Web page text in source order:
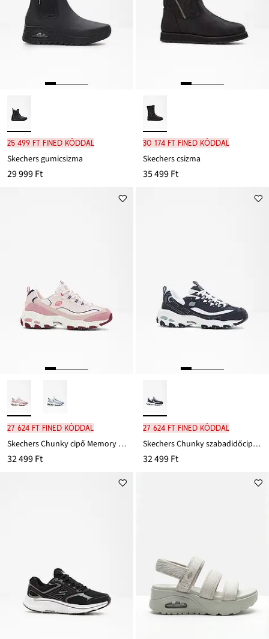
25 499 Ft FINED kóddal
Skechers gumicsizma
29 999 Ft
30 174 Ft FINED kóddal
Skechers csizma
35 499 Ft
27 624 Ft FINED kóddal
Skechers Chunky cipő Memory habszivaccsal
32 499 Ft
27 624 Ft FINED kóddal
Skechers Chunky szabadidőcipő bőrből
32 499 Ft